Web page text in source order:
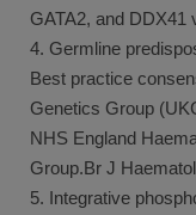
GATA2, and DDX41
4. Germline
Best practice
Genetics Group
NHS England
Group.Br J
5. Integrative